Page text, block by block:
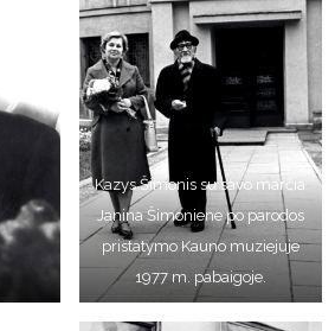
Kazys Šimonis su savo marčia
Janina Šimoniene po parodos
pristatymo Kauno muziejuje
1977 m. pabaigoje.